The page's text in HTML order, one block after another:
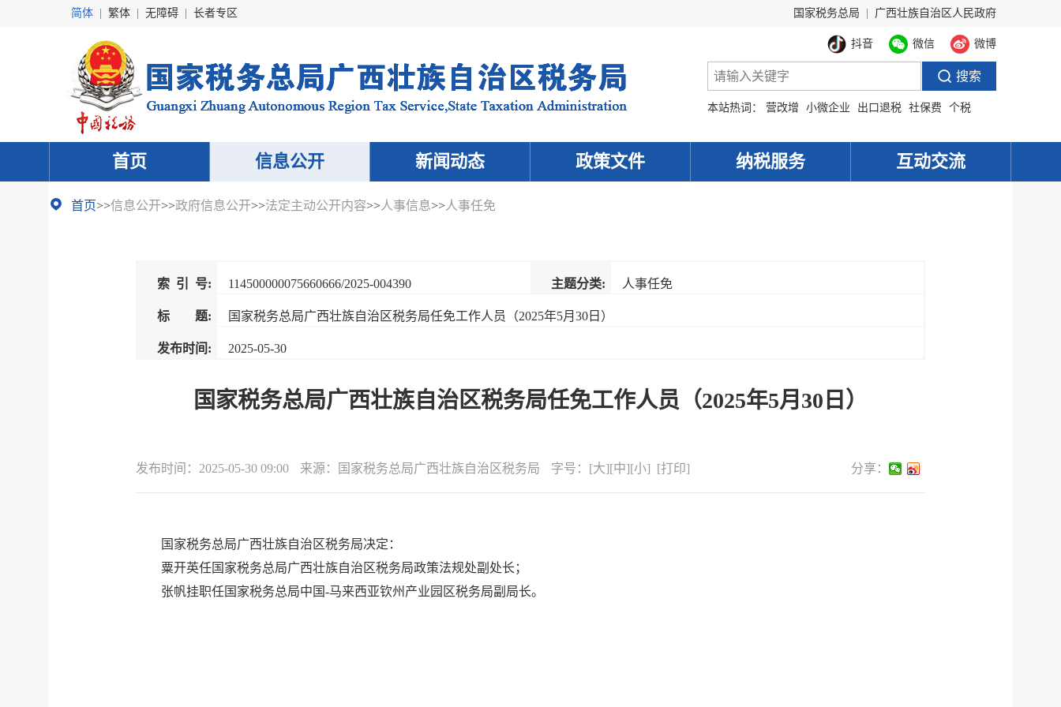
简体 繁体 无障碍 长者专区 国家税务总局 广西壮族自治区人民政府
抖音 微信 微博
本站热词： 营改增 小微企业 出口退税 社保费 个税
首页 信息公开 新闻动态 政策文件 纳税服务 互动交流
首页>>信息公开>>政府信息公开>>法定主动公开内容>>人事信息>>人事任免
索 引 号: 114500000075660666/2025-004390 主题分类: 人事任免
标 题: 国家税务总局广西壮族自治区税务局任免工作人员（2025年5月30日）
发布时间: 2025-05-30
国家税务总局广西壮族自治区税务局任免工作人员（2025年5月30日）
发布时间： 2025-05-30 09:00 来源： 国家税务总局广西壮族自治区税务局 字号： [大][中][小] [打印] 分享：
国家税务总局广西壮族自治区税务局决定：
粟开英任国家税务总局广西壮族自治区税务局政策法规处副处长；
张帆挂职任国家税务总局中国-马来西亚钦州产业园区税务局副局长。